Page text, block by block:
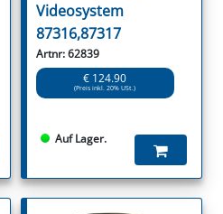
Videosystem
87316,87317
Artnr: 62839
€ 124.90
(Preis inkl. 20% USt.)
Auf Lager.